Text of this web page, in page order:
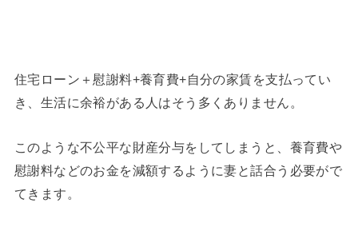
住宅ローン＋慰謝料+養育費+自分の家賃を支払ってい
き、生活に余裕がある人はそう多くありません。
このような不公平な財産分与をしてしまうと、養育費や
慰謝料などのお金を減額するように妻と話合う必要がで
てきます。